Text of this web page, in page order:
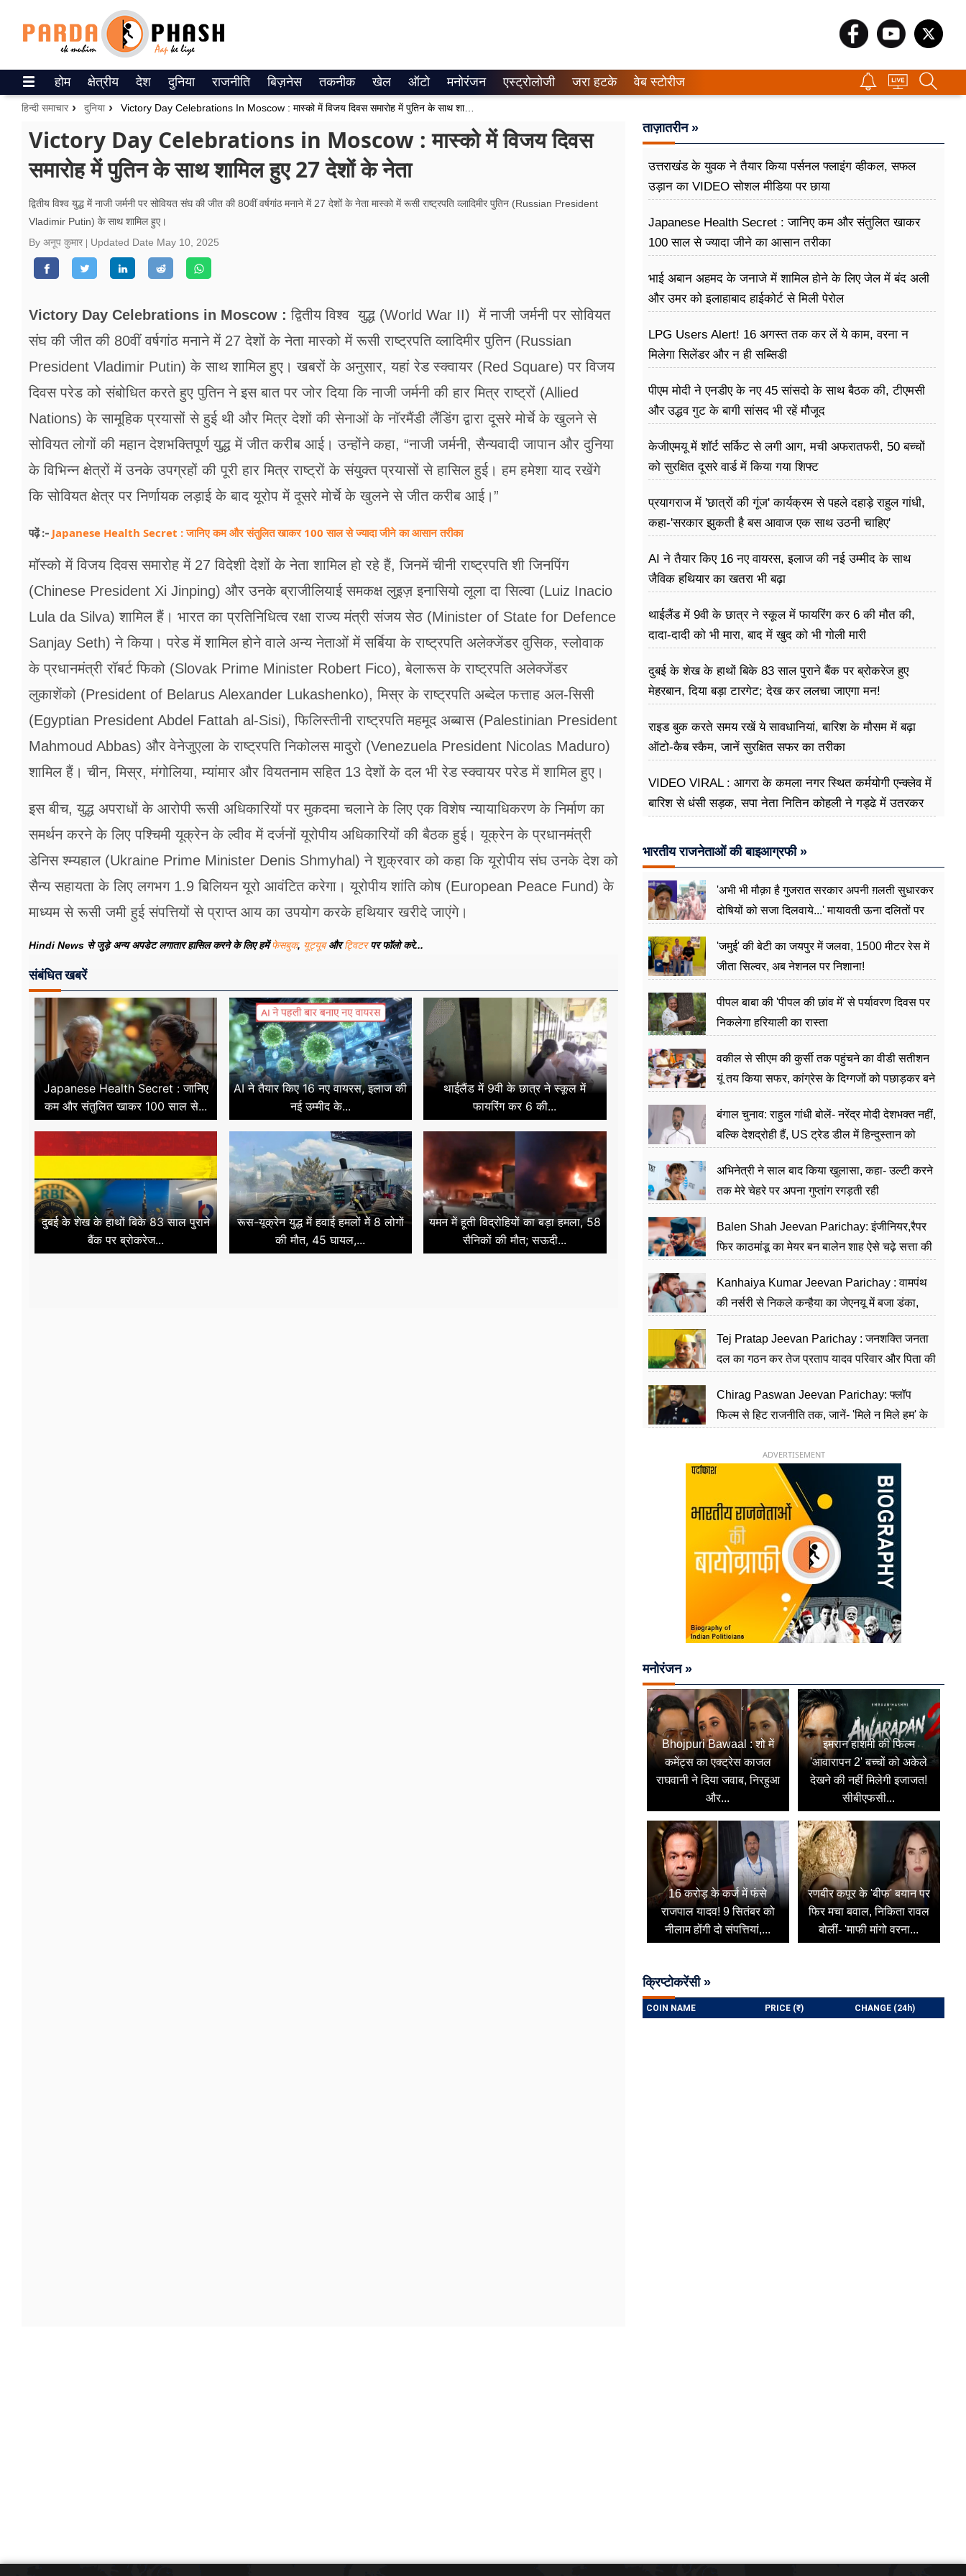
ePaper
वेब स्टोरीज
उत्तर प्रदेश
गैलरी
वीडियो
रिलेशनशिप
सेहत
ब्‍यूटी
जॉब्स
शिक्षा
अन्य खबरें
होम क्षेत्रीय देश दुनिया राजनीति बिज़नेस तकनीक खेल ऑटो मनोरंजन एस्ट्रोलोजी जरा हटके वेब स्टोरीज
हिन्दी समाचार दुनिया Victory Day Celebrations In Moscow : मास्को में विजय दिवस समारोह में पुतिन के साथ शामिल हुए 27 देशों के नेता
Victory Day Celebrations in Moscow : मास्को में विजय दिवस
समारोह में पुतिन के साथ शामिल हुए 27 देशों के नेता
द्वितीय विश्व युद्ध में नाजी जर्मनी पर सोवियत संघ की जीत की 80वीं वर्षगांठ मनाने में 27 देशों के नेता मास्को में रूसी राष्ट्रपति व्लादिमीर पुतिन (Russian President
Vladimir Putin) के साथ शामिल हुए।
By अनूप कुमार
Updated Date May 10, 2025
Victory Day Celebrations in Moscow : द्वितीय विश्व युद्ध (World War II) में नाजी जर्मनी पर सोवियत
संघ की जीत की 80वीं वर्षगांठ मनाने में 27 देशों के नेता मास्को में रूसी राष्ट्रपति व्लादिमीर पुतिन (Russian
President Vladimir Putin) के साथ शामिल हुए। खबरों के अनुसार, यहां रेड स्क्वायर (Red Square) पर विजय
दिवस परेड को संबोधित करते हुए पुतिन ने इस बात पर जोर दिया कि नाजी जर्मनी की हार मित्र राष्ट्रों (Allied
Nations) के सामूहिक प्रयासों से हुई थी और मित्र देशों की सेनाओं के नॉरमैंडी लैंडिंग द्वारा दूसरे मोर्चे के खुलने से
सोवियत लोगों की महान देशभक्तिपूर्ण युद्ध में जीत करीब आई। उन्होंने कहा, “नाजी जर्मनी, सैन्यवादी जापान और दुनिया
के विभिन्न क्षेत्रों में उनके उपग्रहों की पूरी हार मित्र राष्ट्रों के संयुक्त प्रयासों से हासिल हुई। हम हमेशा याद रखेंगे
कि सोवियत क्षेत्र पर निर्णायक लड़ाई के बाद यूरोप में दूसरे मोर्चे के खुलने से जीत करीब आई।”
पढ़ें :- Japanese Health Secret : जानिए कम और संतुलित खाकर 100 साल से ज्यादा जीने का आसान तरीका
मॉस्को में विजय दिवस समारोह में 27 विदेशी देशों के नेता शामिल हो रहे हैं, जिनमें चीनी राष्ट्रपति शी जिनपिंग
(Chinese President Xi Jinping) और उनके ब्राजीलियाई समकक्ष लुइज़ इनासियो लूला दा सिल्वा (Luiz Inacio
Lula da Silva) शामिल हैं। भारत का प्रतिनिधित्व रक्षा राज्य मंत्री संजय सेठ (Minister of State for Defence
Sanjay Seth) ने किया। परेड में शामिल होने वाले अन्य नेताओं में सर्बिया के राष्ट्रपति अलेक्जेंडर वुसिक, स्लोवाक
के प्रधानमंत्री रॉबर्ट फिको (Slovak Prime Minister Robert Fico), बेलारूस के राष्ट्रपति अलेक्जेंडर
लुकाशेंको (President of Belarus Alexander Lukashenko), मिस्र के राष्ट्रपति अब्देल फत्ताह अल-सिसी
(Egyptian President Abdel Fattah al-Sisi), फिलिस्तीनी राष्ट्रपति महमूद अब्बास (Palestinian President
Mahmoud Abbas) और वेनेजुएला के राष्ट्रपति निकोलस मादुरो (Venezuela President Nicolas Maduro)
शामिल हैं। चीन, मिस्र, मंगोलिया, म्यांमार और वियतनाम सहित 13 देशों के दल भी रेड स्क्वायर परेड में शामिल हुए।
इस बीच, युद्ध अपराधों के आरोपी रूसी अधिकारियों पर मुकदमा चलाने के लिए एक विशेष न्यायाधिकरण के निर्माण का
समर्थन करने के लिए पश्चिमी यूक्रेन के ल्वीव में दर्जनों यूरोपीय अधिकारियों की बैठक हुई। यूक्रेन के प्रधानमंत्री
डेनिस श्म्यहाल (Ukraine Prime Minister Denis Shmyhal) ने शुक्रवार को कहा कि यूरोपीय संघ उनके देश को
सैन्य सहायता के लिए लगभग 1.9 बिलियन यूरो आवंटित करेगा। यूरोपीय शांति कोष (European Peace Fund) के
माध्यम से रूसी जमी हुई संपत्तियों से प्राप्त आय का उपयोग करके हथियार खरीदे जाएंगे।
Hindi News से जुड़े अन्य अपडेट लगातार हासिल करने के लिए हमेंफेसबुक, यूट्यूबऔरट्विटरपर फॉलो करे...
संबंधित खबरें
Japanese Health Secret : जानिए
कम और संतुलित खाकर 100 साल से...
AI ने तैयार किए 16 नए वायरस, इलाज की
नई उम्मीद के...
थाईलैंड में 9वी के छात्र ने स्कूल में
फायरिंग कर 6 की...
दुबई के शेख के हाथों बिके 83 साल पुराने
बैंक पर ब्रोकरेज...
रूस-यूक्रेन युद्ध में हवाई हमलों में 8 लोगों
की मौत, 45 घायल,...
यमन में हूती विद्रोहियों का बड़ा हमला, 58
सैनिकों की मौत; सऊदी...
ताज़ातरीन »
उत्तराखंड के युवक ने तैयार किया पर्सनल फ्लाइंग व्हीकल, सफल
उड़ान का VIDEO सोशल मीडिया पर छाया
Japanese Health Secret : जानिए कम और संतुलित खाकर
100 साल से ज्यादा जीने का आसान तरीका
भाई अबान अहमद के जनाजे में शामिल होने के लिए जेल में बंद अली
और उमर को इलाहाबाद हाईकोर्ट से मिली पेरोल
LPG Users Alert! 16 अगस्त तक कर लें ये काम, वरना न
मिलेगा सिलेंडर और न ही सब्सिडी
पीएम मोदी ने एनडीए के नए 45 सांसदो के साथ बैठक की, टीएमसी
और उद्धव गुट के बागी सांसद भी रहें मौजूद
केजीएमयू में शॉर्ट सर्किट से लगी आग, मची अफरातफरी, 50 बच्चों
को सुरक्षित दूसरे वार्ड में किया गया शिफ्ट
प्रयागराज में 'छात्रों की गूंज' कार्यक्रम से पहले दहाड़े राहुल गांधी,
कहा-'सरकार झुकती है बस आवाज एक साथ उठनी चाहिए'
AI ने तैयार किए 16 नए वायरस, इलाज की नई उम्मीद के साथ
जैविक हथियार का खतरा भी बढ़ा
थाईलैंड में 9वी के छात्र ने स्कूल में फायरिंग कर 6 की मौत की,
दादा-दादी को भी मारा, बाद में खुद को भी गोली मारी
दुबई के शेख के हाथों बिके 83 साल पुराने बैंक पर ब्रोकरेज हुए
मेहरबान, दिया बड़ा टारगेट; देख कर ललचा जाएगा मन!
राइड बुक करते समय रखें ये सावधानियां, बारिश के मौसम में बढ़ा
ऑटो-कैब स्कैम, जानें सुरक्षित सफर का तरीका
VIDEO VIRAL : आगरा के कमला नगर स्थित कर्मयोगी एन्क्लेव में
बारिश से धंसी सड़क, सपा नेता नितिन कोहली ने गड्ढे में उतरकर
भारतीय राजनेताओं की बाइआग्रफी »
'अभी भी मौक़ा है गुजरात सरकार अपनी ग़लती सुधारकर
दोषियों को सजा दिलवाये...' मायावती ऊना दलितों पर
'जमुई' की बेटी का जयपुर में जलवा, 1500 मीटर रेस में
जीता सिल्वर, अब नेशनल पर निशाना!
पीपल बाबा की 'पीपल की छांव में' से पर्यावरण दिवस पर
निकलेगा हरियाली का रास्ता
वकील से सीएम की कुर्सी तक पहुंचने का वीडी सतीशन
यूं तय किया सफर, कांग्रेस के दिग्गजों को पछाड़कर बने
बंगाल चुनाव: राहुल गांधी बोलें- नरेंद्र मोदी देशभक्त नहीं,
बल्कि देशद्रोही हैं, US ट्रेड डील में हिन्दुस्तान को
अभिनेत्री ने साल बाद किया खुलासा, कहा- उल्टी करने
तक मेरे चेहरे पर अपना गुप्तांग रगड़ती रही
Balen Shah Jeevan Parichay: इंजीनियर,रैपर
फिर काठमांडू का मेयर बन बालेन शाह ऐसे चढ़े सत्ता की
Kanhaiya Kumar Jeevan Parichay : वामपंथ
की नर्सरी से निकले कन्हैया का जेएनयू में बजा डंका,
Tej Pratap Jeevan Parichay : जनशक्ति जनता
दल का गठन कर तेज प्रताप यादव परिवार और पिता की
Chirag Paswan Jeevan Parichay: फ्लॉप
फिल्म से हिट राजनीति तक, जानें- 'मिले न मिले हम' के
ADVERTISEMENT
मनोरंजन »
Bhojpuri Bawaal : शो में
कमेंट्स का एक्ट्रेस काजल
राघवानी ने दिया जवाब, निरहुआ
और...
इमरान हाशमी की फिल्म
'आवारापन 2' बच्चों को अकेले
देखने की नहीं मिलेगी इजाजत!
सीबीएफसी...
16 करोड़ के कर्ज में फंसे
राजपाल यादव! 9 सितंबर को
नीलाम होंगी दो संपत्तियां,...
रणबीर कपूर के 'बीफ' बयान पर
फिर मचा बवाल, निकिता रावल
बोलीं- 'माफी मांगो वरना...
क्रिप्टोकरेंसी »